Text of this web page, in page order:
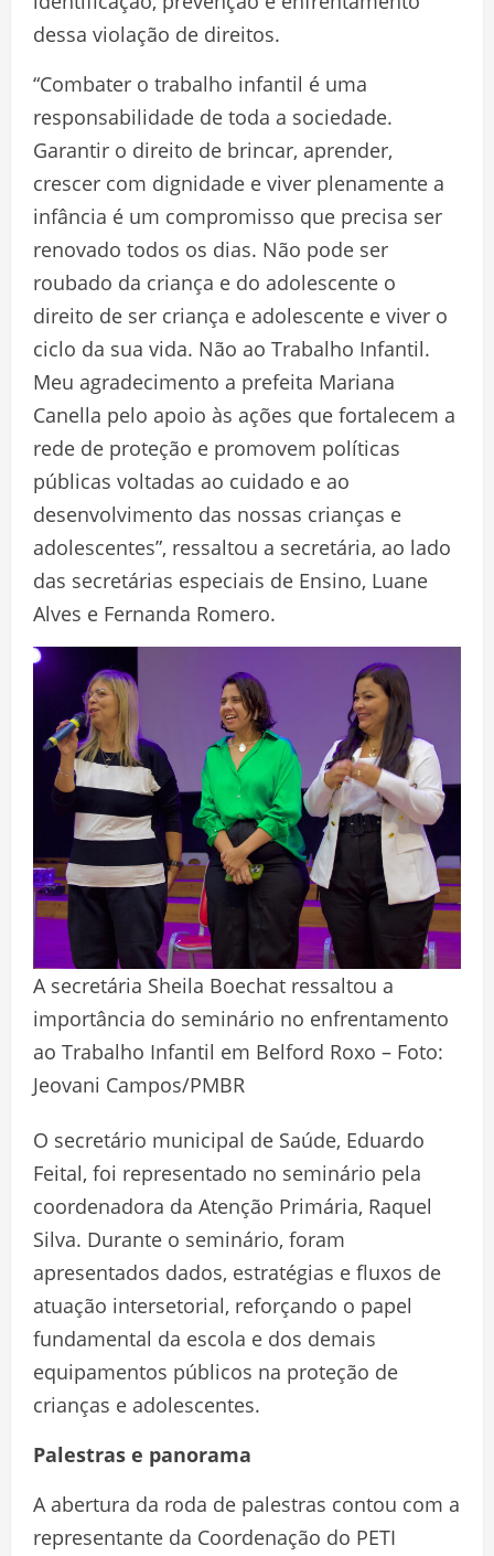
dessa violação de direitos.
“Combater o trabalho infantil é uma
responsabilidade de toda a sociedade.
Garantir o direito de brincar, aprender,
crescer com dignidade e viver plenamente a
infância é um compromisso que precisa ser
renovado todos os dias. Não pode ser
roubado da criança e do adolescente o
direito de ser criança e adolescente e viver o
ciclo da sua vida. Não ao Trabalho Infantil.
Meu agradecimento a prefeita Mariana
Canella pelo apoio às ações que fortalecem a
rede de proteção e promovem políticas
públicas voltadas ao cuidado e ao
desenvolvimento das nossas crianças e
adolescentes”, ressaltou a secretária, ao lado
das secretárias especiais de Ensino, Luane
Alves e Fernanda Romero.
A secretária Sheila Boechat ressaltou a
importância do seminário no enfrentamento
ao Trabalho Infantil em Belford Roxo – Foto:
Jeovani Campos/PMBR
O secretário municipal de Saúde, Eduardo
Feital, foi representado no seminário pela
coordenadora da Atenção Primária, Raquel
Silva. Durante o seminário, foram
apresentados dados, estratégias e fluxos de
atuação intersetorial, reforçando o papel
fundamental da escola e dos demais
equipamentos públicos na proteção de
crianças e adolescentes.
Palestras e panorama
A abertura da roda de palestras contou com a
representante da Coordenação do PETI